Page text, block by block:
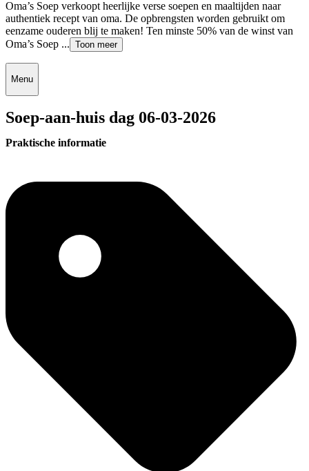
Oma’s Soep verkoopt heerlijke verse soepen en maaltijden naar
authentiek recept van oma. De opbrengsten worden gebruikt om
eenzame ouderen blij te maken! Ten minste 50% van de winst van
Oma’s Soep ... Toon meer
Menu
Soep-aan-huis dag 06-03-2026
Praktische informatie